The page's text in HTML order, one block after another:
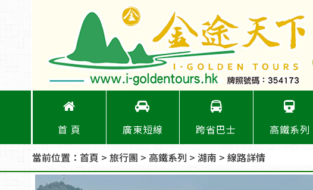
首 頁 廣東短線 跨省巴士 高鐵系列
當前位置： 首頁 > 旅行團 > 高鐵系列 > 湖南 > 線路詳情